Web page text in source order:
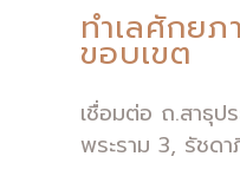
ทำเลศักยภ
ขอบเขต
เชื่อมต่อ ถ.สาธุป
พระราม 3, รัชดา